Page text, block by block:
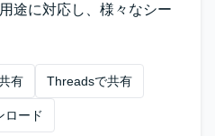
途に対応し、様々なシー
有 Threadsで共有
ロード